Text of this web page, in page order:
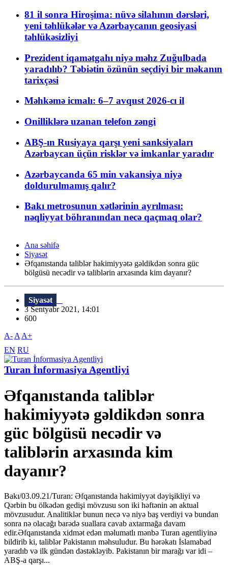
81 il sonra Hiroşima: nüvə silahının dərsləri,
yeni təhlükələr və Azərbaycanın geosiyasi
təhlükəsizliyi
Prezident iqamətgahı niyə məhz Zuğulbada
yaradılıb? Təbiətin özünün seçdiyi bir məkanın
tarixçəsi
Məhkəmə icmalı: 6–7 avqust 2026-cı il
Onilliklərə uzanan telefon zəngi
ABŞ-ın Rusiyaya qarşı yeni sanksiyaları
Azərbaycan üçün risklər və imkanlar yaradır
Azərbaycanda 65 min vakansiya niyə
doldurulmamış qalır?
Bakı metrosunun xətlərinin ayrılması:
nəqliyyat böhranından necə qaçmaq olar?
Ana səhifə
Siyasət
Əfqanıstanda taliblər hakimiyyətə gəldikdən sonra güc
bölgüsü necədir və taliblərin arxasında kim dayanır?
Siyasət
3 Sentyabr 2021, 14:01
600
A- A A+
EN RU
Turan İnformasiya Agentliyi
Əfqanıstanda taliblər
hakimiyyətə gəldikdən sonra
güc bölgüsü necədir və
taliblərin arxasında kim
dayanır?
Bakı/03.09.21/Turan: Əfqanıstanda hakimiyyət dəyişikliyi və
Qərbin bu ölkədən gedişi mövzusu son iki həftənin ən aktual
mövzusudur. Analitiklər bunun necə və niyə baş verdiyi və bundan
sonra nə olacağı barədə suallara cavab axtarmağa davam
edir.Əfqanıstanda xidmət edən məlumatlı mənbə Turan agentliyinə
bildirib ki, taliblər Pakistanın məhsuludur. Bu hərəkatı İslamabad
yaradıb və ilk gündən dəstəkləyib. Pakistanın bir marağı var idi –
ABŞ-a qarşı...